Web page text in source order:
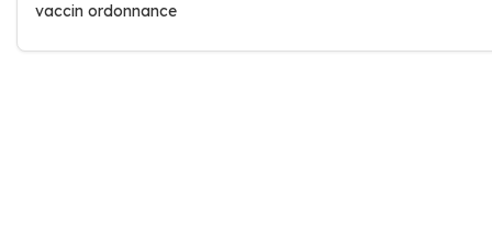
vaccin ordonnance